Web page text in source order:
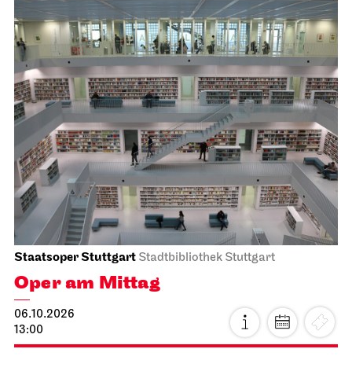
Staatsoper Stuttgart Stadtbibliothek Stuttgart
Oper am Mittag
06.10.2026
13:00